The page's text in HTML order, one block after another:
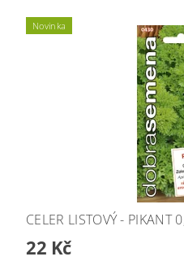
Novinka
CELER LISTOVÝ - PIKANT
22 Kč